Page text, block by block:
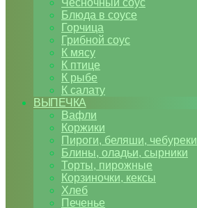
Чесночный соус
Блюда в соусе
Горчица
Грибной соус
К мясу
К птице
К рыбе
К салату
ВЫПЕЧКА
Вафли
Коржики
Пироги, беляши, чебуреки
Блины, оладьи, сырники
Торты, пирожные
Корзиночки, кексы
Хлеб
Печенье